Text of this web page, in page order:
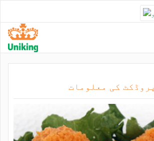
پروڈکٹ کی معلومات